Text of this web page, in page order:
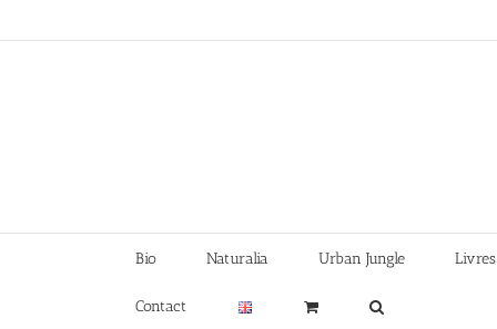
Bio Naturalia Urban Jungle Livres
Contact